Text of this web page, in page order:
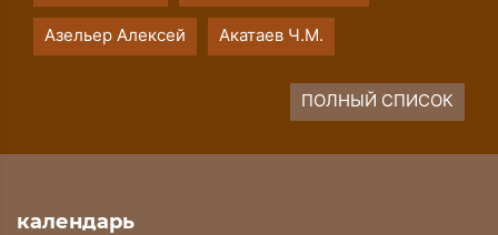
Азельер Алексей Акатаев Ч.М.
ПОЛНЫЙ СПИСОК
календарь